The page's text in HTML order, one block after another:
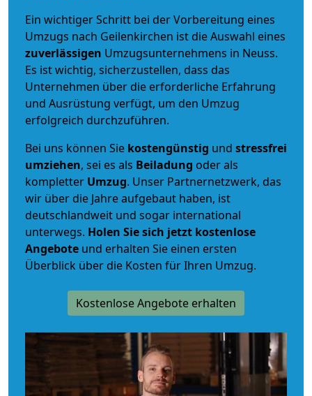
Ein wichtiger Schritt bei der Vorbereitung eines
Umzugs nach Geilenkirchen ist die Auswahl eines
zuverlässigen Umzugsunternehmens in Neuss.
Es ist wichtig, sicherzustellen, dass das
Unternehmen über die erforderliche Erfahrung
und Ausrüstung verfügt, um den Umzug
erfolgreich durchzuführen.
Bei uns können Sie kostengünstig und stressfrei
umziehen, sei es als Beiladung oder als
kompletter Umzug. Unser Partnernetzwerk, das
wir über die Jahre aufgebaut haben, ist
deutschlandweit und sogar international
unterwegs. Holen Sie sich jetzt kostenlose
Angebote und erhalten Sie einen ersten
Überblick über die Kosten für Ihren Umzug.
Kostenlose Angebote erhalten